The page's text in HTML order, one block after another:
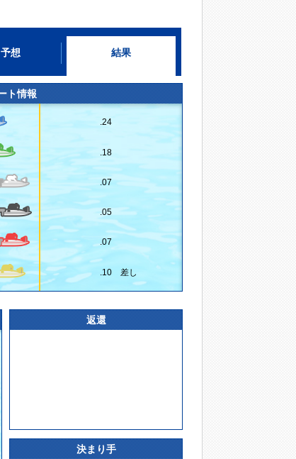
想 結果
ト情報
.24
.18
.07
.05
.07
.10 差し
返還
決まり手